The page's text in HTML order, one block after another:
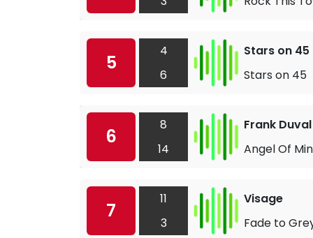
5
4
6
Stars on 45
Stars on 45
6
8
14
Frank Duval
Angel Of
7
11
3
Visage
Fade to